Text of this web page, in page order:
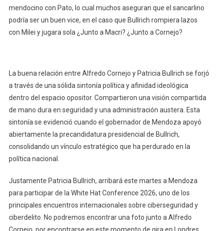
mendocino con Pato, lo cual muchos aseguran que el sancarlino
podría ser un buen vice, en el caso que Bullrich rompiera lazos
con Milei y jugara sola ¿Junto a Macri? ¿Junto a Cornejo?
La buena relación entre Alfredo Cornejo y Patricia Bullrich se forjó
a través de una sólida sintonía política y afinidad ideológica
dentro del espacio opositor. Compartieron una visión compartida
de mano dura en seguridad y una administración austera. Esta
sintonía se evidenció cuando el gobernador de Mendoza apoyó
abiertamente la precandidatura presidencial de Bullrich,
consolidando un vínculo estratégico que ha perdurado en la
política nacional.
Justamente Patricia Bullrich, arribará este martes a Mendoza
para participar de la White Hat Conference 2026, uno de los
principales encuentros internacionales sobre ciberseguridad y
ciberdelito. No podremos encontrar una foto junto a Alfredo
Cornejo, por encontrarse en este momento de gira en Londres…